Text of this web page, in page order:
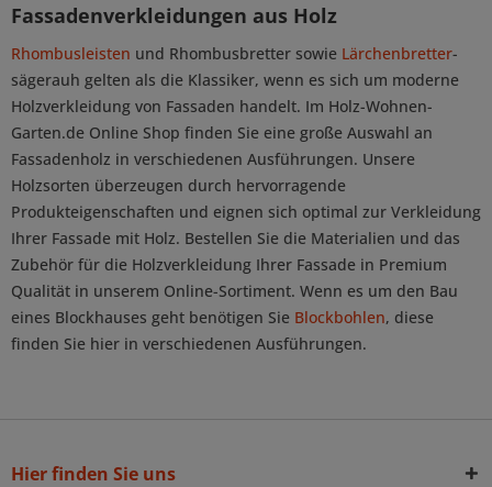
Fassadenverkleidungen aus Holz
Rhombusleisten und Rhombusbretter sowie Lärchenbretter-
sägerauh gelten als die Klassiker, wenn es sich um moderne
Holzverkleidung von Fassaden handelt. Im Holz-Wohnen-
Garten.de Online Shop finden Sie eine große Auswahl an
Fassadenholz in verschiedenen Ausführungen. Unsere
Holzsorten überzeugen durch hervorragende
Produkteigenschaften und eignen sich optimal zur Verkleidung
Ihrer Fassade mit Holz. Bestellen Sie die Materialien und das
Zubehör für die Holzverkleidung Ihrer Fassade in Premium
Qualität in unserem Online-Sortiment. Wenn es um den Bau
eines Blockhauses geht benötigen Sie Blockbohlen, diese
finden Sie hier in verschiedenen Ausführungen.
Hier finden Sie uns